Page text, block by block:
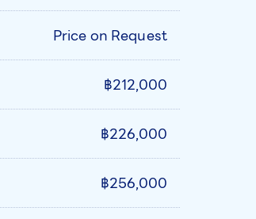
Price on Request
฿212,000
฿226,000
฿256,000